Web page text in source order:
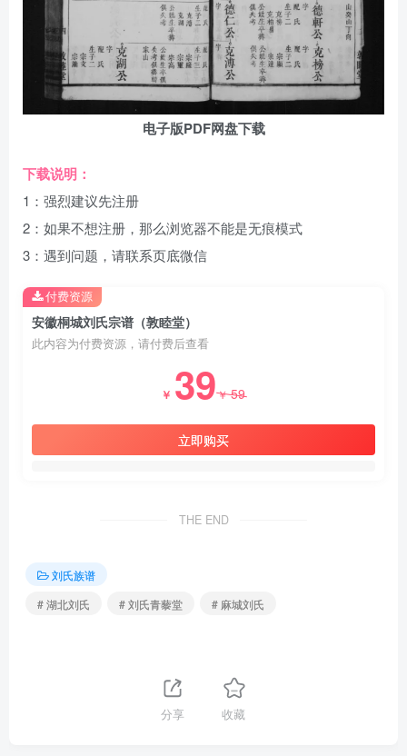
电子版PDF网盘下载
下载说明：
1：强烈建议先注册
2：如果不想注册，那么浏览器不能是无痕模式
3：遇到问题，请联系页底微信
安徽桐城刘氏宗谱（敦睦堂）
此内容为付费资源，请付费后查看
￥ 39￥59
立即购买
付费资源
THE END
刘氏族谱
# 湖北刘氏
# 刘氏青藜堂 # 麻城刘氏
分享 收藏